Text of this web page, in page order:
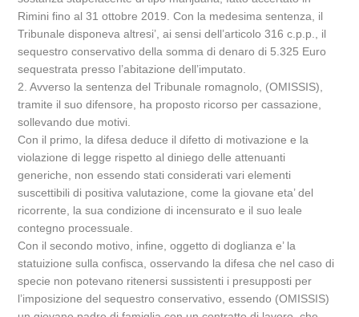
Rimini fino al 31 ottobre 2019. Con la medesima sentenza, il
Tribunale disponeva altresi’, ai sensi dell’articolo 316 c.p.p., il
sequestro conservativo della somma di denaro di 5.325 Euro
sequestrata presso l’abitazione dell’imputato.
2. Avverso la sentenza del Tribunale romagnolo, (OMISSIS),
tramite il suo difensore, ha proposto ricorso per cassazione,
sollevando due motivi.
Con il primo, la difesa deduce il difetto di motivazione e la
violazione di legge rispetto al diniego delle attenuanti
generiche, non essendo stati considerati vari elementi
suscettibili di positiva valutazione, come la giovane eta’ del
ricorrente, la sua condizione di incensurato e il suo leale
contegno processuale.
Con il secondo motivo, infine, oggetto di doglianza e’ la
statuizione sulla confisca, osservando la difesa che nel caso di
specie non potevano ritenersi sussistenti i presupposti per
l’imposizione del sequestro conservativo, essendo (OMISSIS)